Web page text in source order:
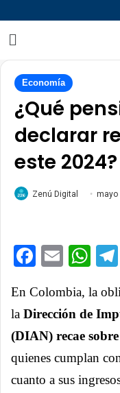
Economía
¿Qué
declarar
este 2024?
Zenú Digital mayo
Email
En Colombia, la
la Dirección de
(DIAN) recae
quienes cumplan
cuanto a sus